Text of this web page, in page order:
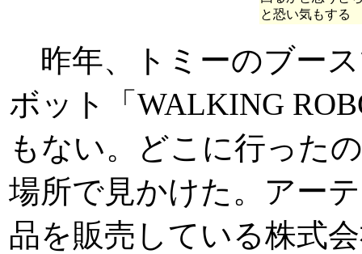
と恐い気もする
昨年、トミーのブー
ボット「WALKING
もない。どこに行った
場所で見かけた。アー
品を販売している株式